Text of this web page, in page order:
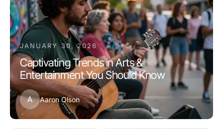
JANUARY 30, 2026
Captivating Trends in Arts &
Entertainment You Should Know
A Aaron Olson